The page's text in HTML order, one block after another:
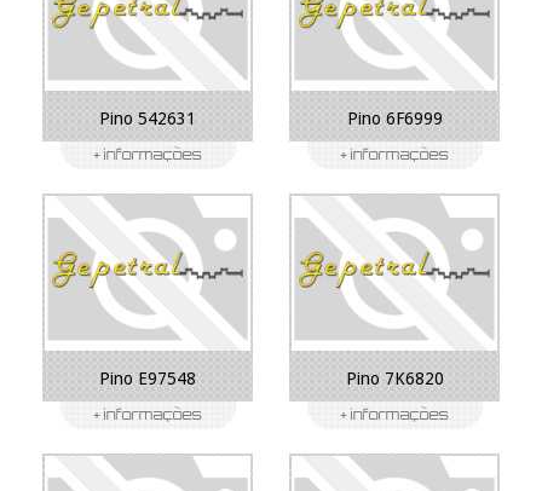
Pino 542631 Pino 6F6999
Pino E97548 Pino 7K6820